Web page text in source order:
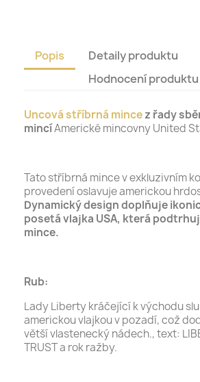
Popis
Detaily produktu
Hodnocení produktu
Uncová stříbrná mincez řady
mincíAmerické mincovny United
Tato stříbrná mince v exkluzivním
provedení oslavuje americkou
Dynamický design doplňuje
posetá vlajka USA, která
mince.
Rub:
Lady Liberty kráčející k východu
americkou vlajkou v pozadí, což
větší vlastenecký nádech., text:
TRUST a rok ražby.